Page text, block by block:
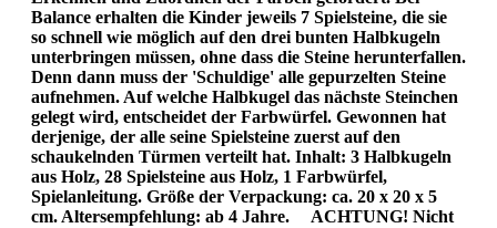
Balance erhalten die Kinder jeweils 7 Spielsteine, die sie
so schnell wie möglich auf den drei bunten Halbkugeln
unterbringen müssen, ohne dass die Steine herunterfallen.
Denn dann muss der 'Schuldige' alle gepurzelten Steine
aufnehmen. Auf welche Halbkugel das nächste Steinchen
gelegt wird, entscheidet der Farbwürfel. Gewonnen hat
derjenige, der alle seine Spielsteine zuerst auf den
schaukelnden Türmen verteilt hat. Inhalt: 3 Halbkugeln
aus Holz, 28 Spielsteine aus Holz, 1 Farbwürfel,
Spielanleitung. Größe der Verpackung: ca. 20 x 20 x 5
cm. Altersempfehlung: ab 4 Jahre. ACHTUNG! Nicht